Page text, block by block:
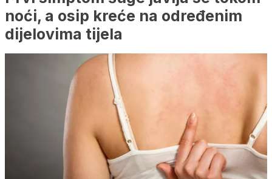
noći, a osip kreće na određenim
dijelovima tijela